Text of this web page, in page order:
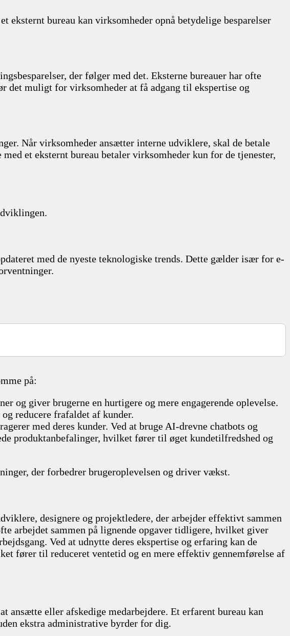
bureau kan virksomheder opnå betydelige besparelser
der følger med det. Eksterne bureauer har ofte
det muligt for virksomheder at få adgang til ekspertise og
Når virksomheder ansætter interne udviklere, skal de betale
et eksternt bureau betaler virksomheder kun for de tjenester,
med de nyeste teknologiske trends. Dette gælder især for e-
på:
og giver brugerne en hurtigere og mere engagerende oplevelse.
reducere frafaldet af kunder.
med deres kunder. Ved at bruge AI-drevne chatbots og
produktanbefalinger, hvilket fører til øget kundetilfredshed og
der forbedrer brugeroplevelsen og driver vækst.
designere og projektledere, der arbejder effektivt sammen
arbejdet sammen på lignende opgaver tidligere, hvilket giver
Ved at udnytte deres ekspertise og erfaring kan de
fører til reduceret ventetid og en mere effektiv gennemførelse af
ansætte eller afskedige medarbejdere. Et erfarent bureau kan
ekstra administrative byrder for dig.